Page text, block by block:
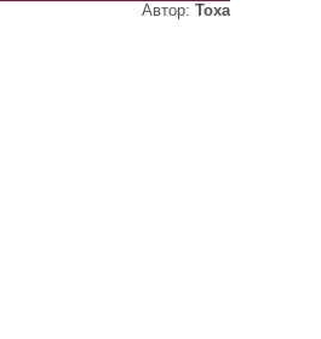
Автор: Тоха